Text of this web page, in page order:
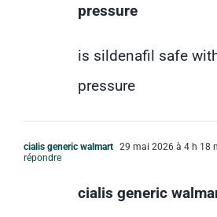
pressure
is sildenafil safe
pressure
cialis generic walmart 29 mai 2026 à 4 h 18
répondre
cialis generic